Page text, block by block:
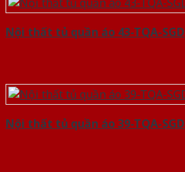
Nội thất tủ quần áo 43-TQA-SGD
Nội thất tủ quần áo 39-TQA-SGD